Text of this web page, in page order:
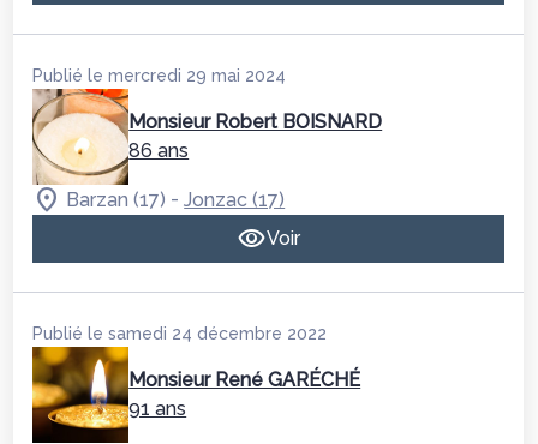
Publié le mercredi 29 mai 2024
Monsieur Robert BOISNARD
86 ans
Barzan (17) - Jonzac (17)
Voir
Publié le samedi 24 décembre 2022
Monsieur René GARÉCHÉ
91 ans